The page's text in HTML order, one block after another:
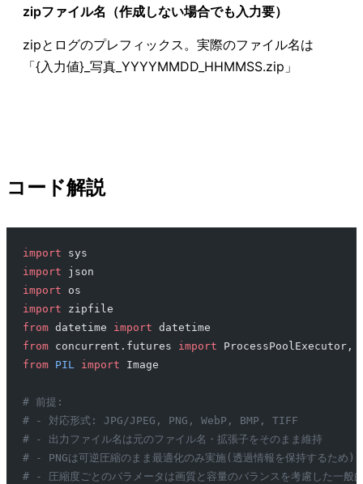
zipファイル名（作成しない場合でも入力要）
zipとログのプレフィックス。実際のファイル名は
「{入力値}_写真_YYYYMMDD_HHMMSS.zip」
コード解説
import sys
import json
import os
import zipfile
from datetime import datetime
from concurrent.futures import ProcessPoolExecutor,
from PIL import Image
# 前提:
# - 対応形式: JPG/JPEG, PNG, WebP, BMP, TIFF
# - 出力ファイル名は元のファイル名・拡張子をそのまま維持
# - PNGは可逆圧縮のまま最適化のみ実施(透過情報を保持するため)
# - 圧縮度ごとのパラメータは画質と容量のバランスを考慮した一般